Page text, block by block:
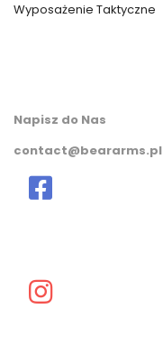
Wyposażenie Taktyczne
Napisz do Nas
contact@beararms.pl